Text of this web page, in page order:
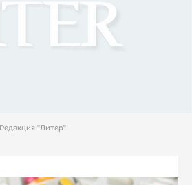
Редакция "Литер"